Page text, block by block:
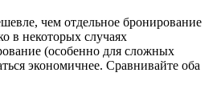
чем отдельное бронирование
в некоторых случаях
(особенно для сложных
экономичнее. Сравнивайте оба